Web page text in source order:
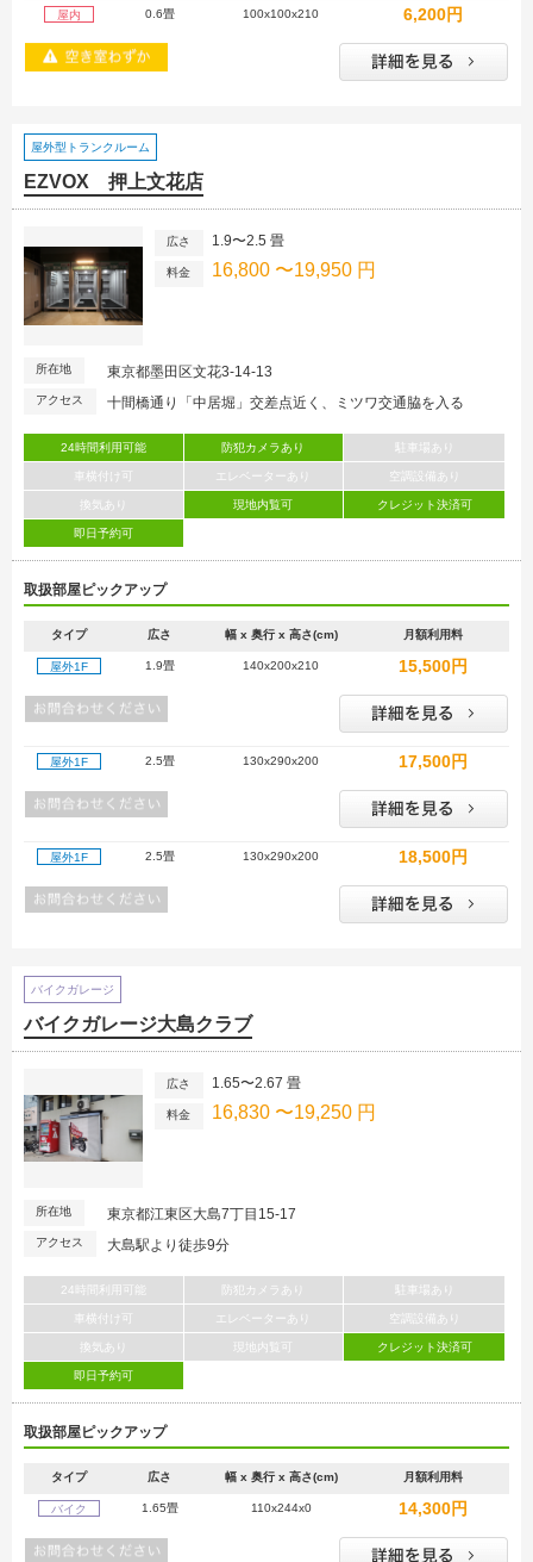
屋内 0.6畳 100x100x210 6,200円
屋外型トランクルーム
EZVOX 押上文花店
広さ 1.9〜2.5 畳
料金 16,800 〜19,950 円
所在地 東京都墨田区文花3-14-13
アクセス 十間橋通り「中居堀」交差点近く、ミツワ交通脇を入る
24時間利用可能 防犯カメラあり 駐車場あり
車横付け可 エレベーターあり 空調設備あり
換気あり 現地内覧可 クレジット決済可
即日予約可
取扱部屋ピックアップ
タイプ 広さ 幅 x 奥行 x 高さ(cm) 月額利用料
屋外1F 1.9畳 140x200x210 15,500円
屋外1F 2.5畳 130x290x200 17,500円
屋外1F 2.5畳 130x290x200 18,500円
バイクガレージ
バイクガレージ大島クラブ
広さ 1.65〜2.67 畳
料金 16,830 〜19,250 円
所在地 東京都江東区大島7丁目15-17
アクセス 大島駅より徒歩9分
24時間利用可能 防犯カメラあり 駐車場あり
車横付け可 エレベーターあり 空調設備あり
換気あり 現地内覧可 クレジット決済可
即日予約可
取扱部屋ピックアップ
タイプ 広さ 幅 x 奥行 x 高さ(cm) 月額利用料
バイク 1.65畳 110x244x0 14,300円